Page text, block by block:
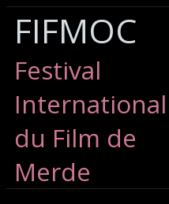
FIFMOC
Festival
International
du Film de
Merde